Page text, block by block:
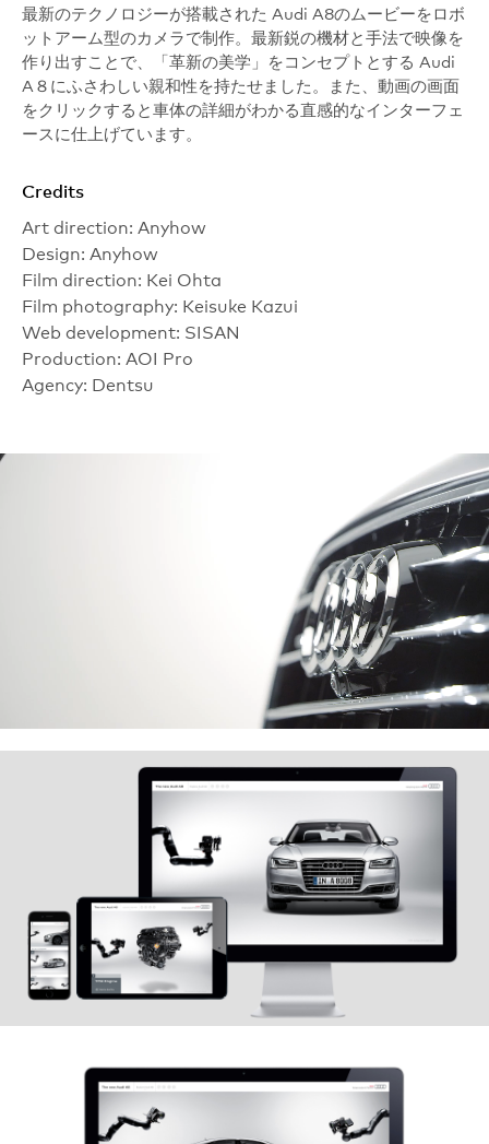
最新のテクノロジーが搭載された Audi A8のムービーをロボ
ットアーム型のカメラで制作。最新鋭の機材と手法で映像を
作り出すことで、「革新の美学」をコンセプトとする Audi
A８にふさわしい親和性を持たせました。また、動画の画面
をクリックすると車体の詳細がわかる直感的なインターフェ
ースに仕上げています。
Credits
Art direction: Anyhow
Design: Anyhow
Film direction: Kei Ohta
Film photography: Keisuke Kazui
Web development: SISAN
Production: AOI Pro
Agency: Dentsu